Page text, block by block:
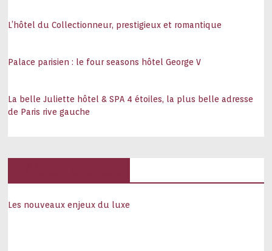
L’hôtel du Collectionneur, prestigieux et romantique
Palace parisien : le four seasons hôtel George V
La belle Juliette hôtel & SPA 4 étoiles, la plus belle adresse
de Paris rive gauche
Les nouveaux enjeux du luxe